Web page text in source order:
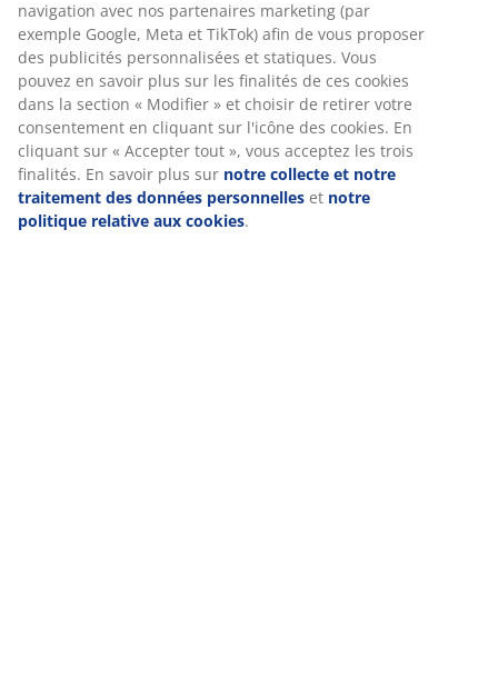
Avis
(52)
Livraison
mobiles pour vous garantir une bonne expérience lorsque
vous visitez notre site web. Les cookies collectent des
informations vous concernant afin de garantir le bon
fonctionnement du site, de générer des statistiques et de vous
proposer des publicités pertinentes. Lorsque vous acceptez les
cookies marketing, nous partageons vos données de
navigation avec nos partenaires marketing (par exemple
Google, Meta et TikTok) afin de vous proposer des publicités
personnalisées et statiques. Vous pouvez en savoir plus sur les
finalités de ces cookies dans la section « Modifier » et choisir